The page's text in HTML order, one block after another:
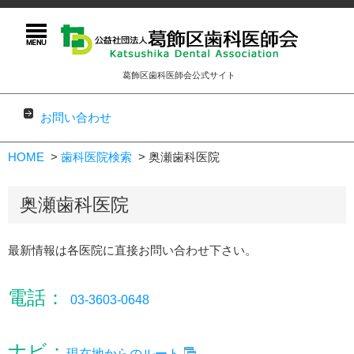
葛飾区歯科医師会公式サイト
お問い合わせ
コンテンツに移動
HOME 歯科医院検索 奥瀬歯科医院
奥瀬歯科医院
最新情報は各医院に直接お問い合わせ下さい。
電話： 03-3603-0648